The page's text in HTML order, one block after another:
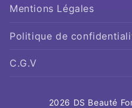
Mentions Légales
Politique de
C.G.V
2026 DS Beauté